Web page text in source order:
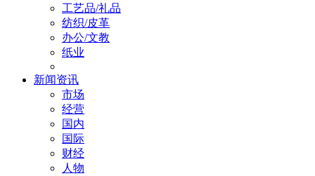
工艺品/礼品
纺织/皮革
办公/文教
纸业
新闻资讯
市场
经营
国内
国际
财经
人物